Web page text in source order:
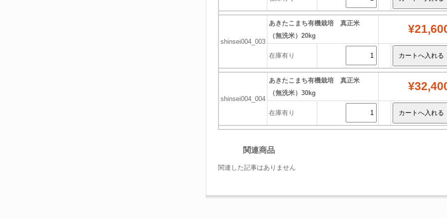
shinsei004_003
あきたこまち有機栽培 真正米
（無洗米）20kg
在庫有り
shinsei004_004
あきたこまち有機栽培 真正米
（無洗米）30kg
在庫有り
関連商品
関連した記事はありません